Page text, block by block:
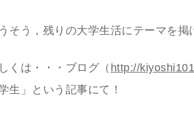
そう，残りの大学生活にテーマを掲
くは・・・ブログ（ http://kiyoshi
学生」という記事にて！